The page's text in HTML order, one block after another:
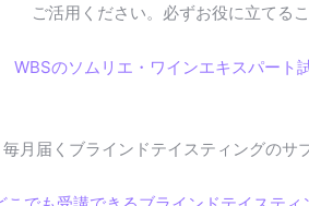
ご活用ください。必ずお役に立てる
WBSのソムリエ・ワインエキスパート
毎月届くブラインドテイスティングのサ